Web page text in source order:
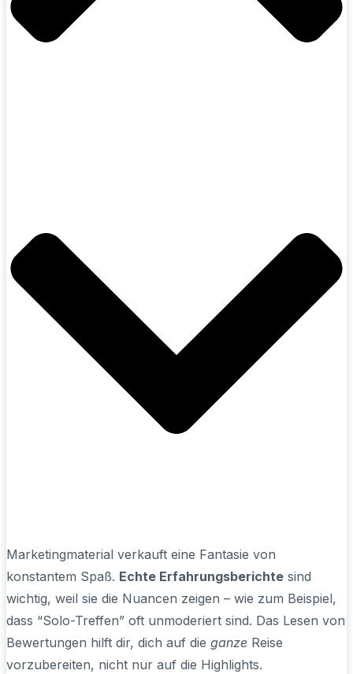
Marketingmaterial verkauft eine Fantasie von
konstantem Spaß. Echte Erfahrungsberichte sind
wichtig, weil sie die Nuancen zeigen – wie zum Beispiel,
dass “Solo-Treffen” oft unmoderiert sind. Das Lesen von
Bewertungen hilft dir, dich auf die ganze Reise
vorzubereiten, nicht nur auf die Highlights.